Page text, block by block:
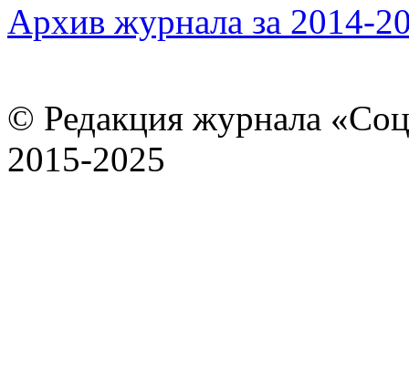
Архив журнала за 2014-
© Редакция журнала
2015-2025